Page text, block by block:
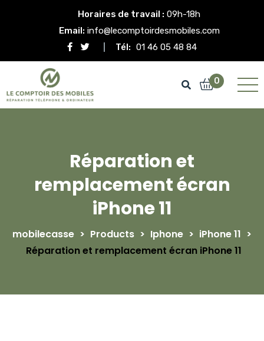
Horaires de travail : 09h-18h
Email: info@lecomptoirdesmobiles.com
Tél: 01 46 05 48 84
0
Réparation et
remplacement écran
iPhone 11
mobilecasse > Products > Iphone > iPhone 11 >
Réparation et remplacement écran iPhone 11